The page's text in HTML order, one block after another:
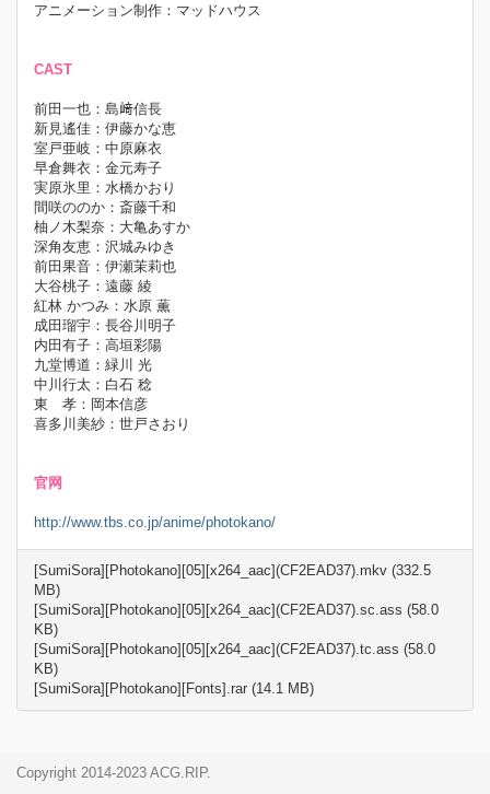
アニメーション制作：マッドハウス
CAST
前田一也：島﨑信長
新見遙佳：伊藤かな恵
室戸亜岐：中原麻衣
早倉舞衣：金元寿子
実原氷里：水橋かおり
間咲ののか：斎藤千和
柚ノ木梨奈：大亀あすか
深角友恵：沢城みゆき
前田果音：伊瀬茉莉也
大谷桃子：遠藤 綾
紅林 かつみ：水原 薫
成田瑠宇：長谷川明子
内田有子：高垣彩陽
九堂博道：緑川 光
中川行太：白石 稔
東 孝：岡本信彦
喜多川美紗：世戸さおり
官网
http://www.tbs.co.jp/anime/photokano/
[SumiSora][Photokano][05][x264_aac](CF2EAD37).mkv (332.5
MB)
[SumiSora][Photokano][05][x264_aac](CF2EAD37).sc.ass (58.0
KB)
[SumiSora][Photokano][05][x264_aac](CF2EAD37).tc.ass (58.0
KB)
[SumiSora][Photokano][Fonts].rar (14.1 MB)
Copyright 2014-2023 ACG.RIP.